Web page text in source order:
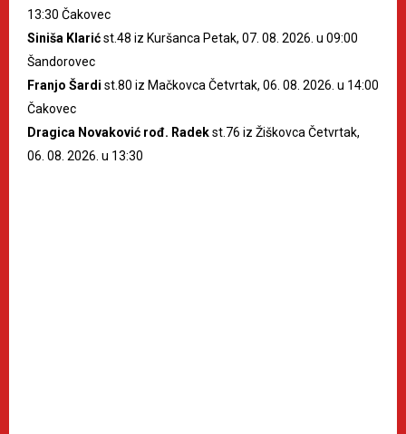
13:30 Čakovec
Siniša Klarićst.48 iz Kuršanca Petak, 07. 08. 2026. u 09:00
Šandorovec
Franjo Šardi st.80 iz Mačkovca Četvrtak, 06. 08. 2026. u 14:00
Čakovec
Dragica Novaković rođ. Radekst.76 iz Žiškovca Četvrtak,
06. 08. 2026. u 13:30